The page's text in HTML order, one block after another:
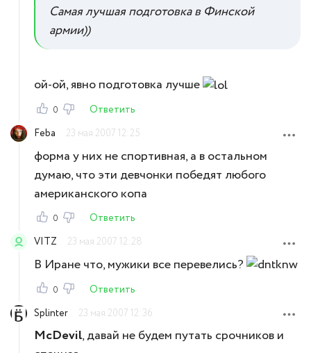
Самая лучшая подготовка в Финской
армии))
ой-ой, явно подготовка лучше
0
Ответить
Feba
23 мая 2007 12:25
форма у них не спортивная, а в остальном
думаю, что эти девчонки победят любого
американского копа
0
Ответить
VITZ
23 мая 2007 12:28
В Иране что, мужики все перевелись?
0
Ответить
Splinter
23 мая 2007 12:36
McDevil, давай не будем путать срочников и